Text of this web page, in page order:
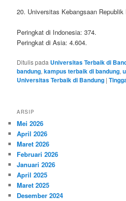
20. Universitas Kebangsaan
Peringkat di Indonesia: 374.
Peringkat di Asia: 4.604.
Ditulis pada Universitas Terbaik di
bandung,kampus terbaik di bandung,
Universitas Terbaik di Bandung |
ARSIP
Mei 2026
April 2026
Maret 2026
Februari 2026
Januari 2026
April 2025
Maret 2025
Desember 2024